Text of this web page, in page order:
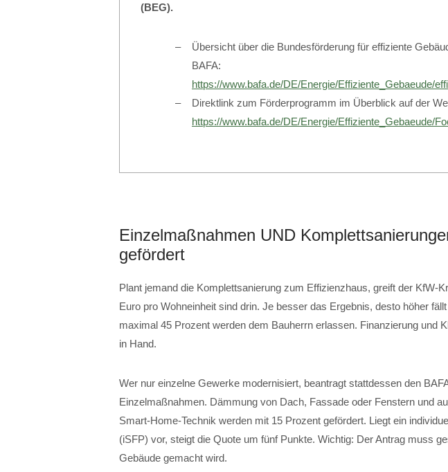
(BEG).
Übersicht über die Bundesförderung für effiziente
BAFA:
https://www.bafa.de/DE/Energie/Effiziente_Gebaeude/
Direktlink zum Förderprogramm im Überblick auf der
https://www.bafa.de/DE/Energie/Effiziente_Gebaeude/
Einzelmaßnahmen UND
gefördert
Plant jemand die Komplettsanierung zum Effizienzhaus, greift der KfW-
Euro pro Wohneinheit sind drin. Je besser das Ergebnis, desto höher
maximal 45 Prozent werden dem Bauherrn erlassen. Finanzierung und
in Hand.
Wer nur einzelne Gewerke modernisiert, beantragt stattdessen den
Einzelmaßnahmen. Dämmung von Dach, Fassade oder Fenstern und
Smart-Home-Technik werden mit 15 Prozent gefördert. Liegt ein
(iSFP) vor, steigt die Quote um fünf Punkte. Wichtig: Der Antrag muss
Gebäude gemacht wird.